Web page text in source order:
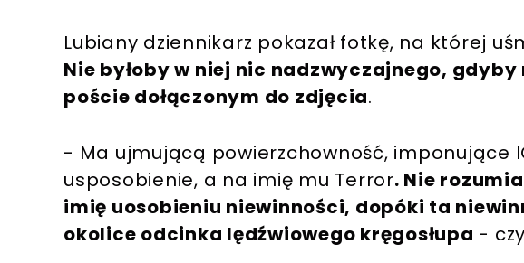
Lubiany dziennikarz pokazał fotkę, na której
Nie byłoby w niej nic nadzwyczajnego,
poście dołączonym do zdjęcia.
- Ma ujmującą powierzchowność, imponujące
usposobienie, a na imię mu Terror. Nie
imię uosobieniu niewinności, dopóki ta
okolice odcinka lędźwiowego kręgosłupa -